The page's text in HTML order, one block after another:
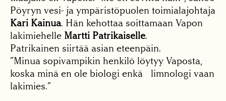
Pöyryn vesi- ja ympäristöpuolen toimialajohtaja
Kari Kainua. Hän kehottaa soittamaan Vapon
lakimiehelle Martti Patrikaiselle.
Patrikainen siirtää asian eteenpäin.
”Minua sopivampikin henkilö löytyy Vaposta,
koska minä en ole biologi enkä limnologi vaan
lakimies.”